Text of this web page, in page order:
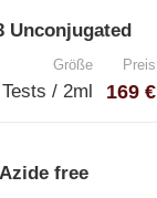
Unconjugated
Größe Preis
/ 2ml 169 €
free